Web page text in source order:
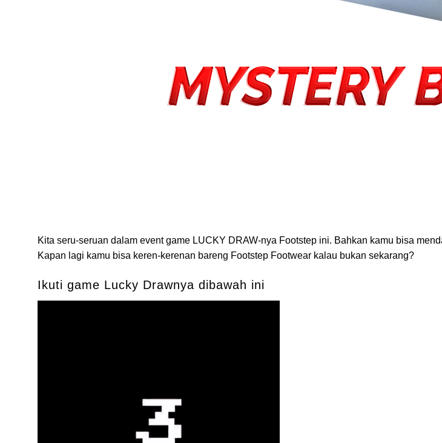
Kita seru-seruan dalam event game LUCKY DRAW-nya Footstep ini. Bahkan kamu bisa
Kapan lagi kamu bisa keren-kerenan bareng Footstep Footwear kalau bukan sekarang?
Ikuti game Lucky Drawnya dibawah ini